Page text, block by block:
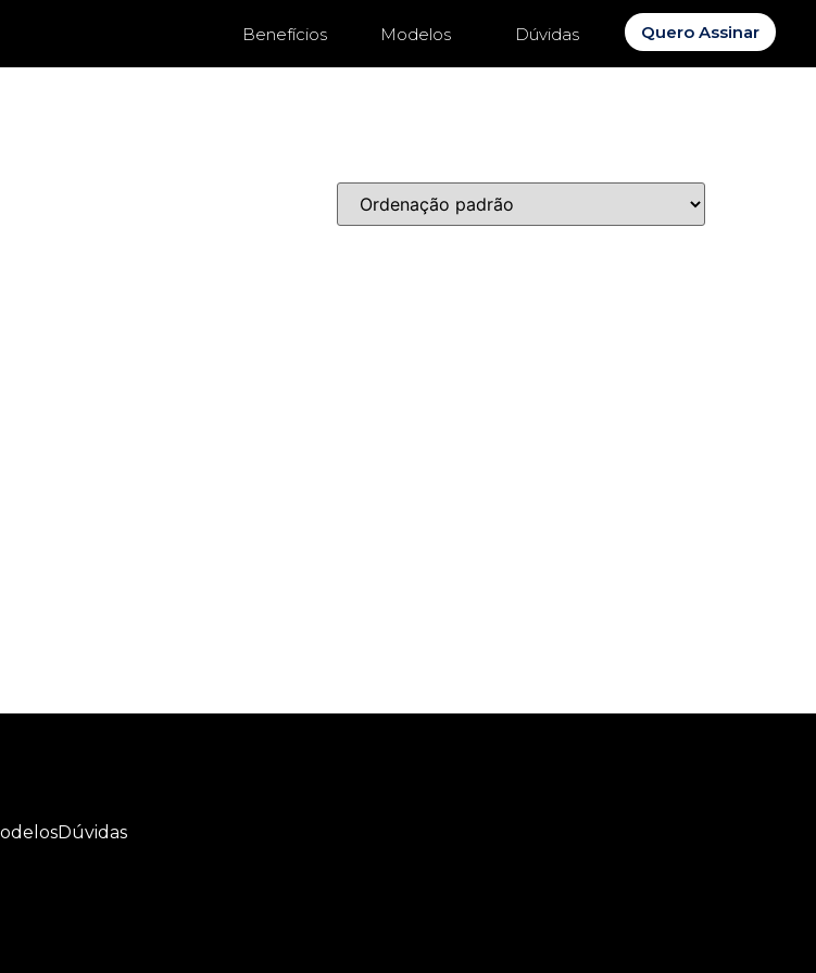
Benefícios Modelos Dúvidas Quero Assinar
Dúvidas